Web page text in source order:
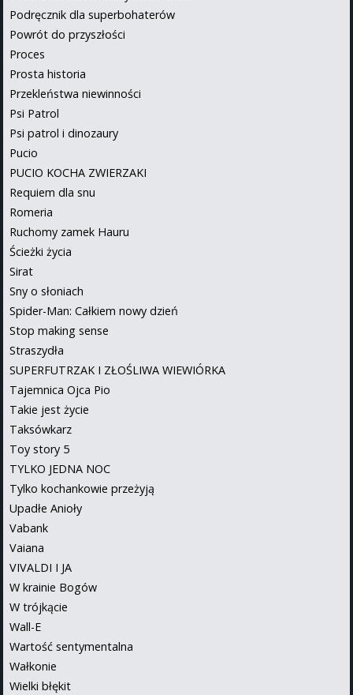
Podręcznik dla superbohaterów
Powrót do przyszłości
Proces
Prosta historia
Przekleństwa niewinności
Psi Patrol
Psi patrol i dinozaury
Pucio
PUCIO KOCHA ZWIERZAKI
Requiem dla snu
Romeria
Ruchomy zamek Hauru
Ścieżki życia
Sirat
Sny o słoniach
Spider-Man: Całkiem nowy dzień
Stop making sense
Straszydła
SUPERFUTRZAK I ZŁOŚLIWA WIEWIÓRKA
Tajemnica Ojca Pio
Takie jest życie
Taksówkarz
Toy story 5
TYLKO JEDNA NOC
Tylko kochankowie przeżyją
Upadłe Anioły
Vabank
Vaiana
VIVALDI I JA
W krainie Bogów
W trójkącie
Wall-E
Wartość sentymentalna
Wałkonie
Wielki błękit